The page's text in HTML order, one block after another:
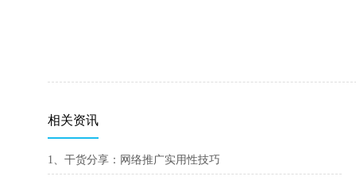
相关资讯
1、干货分享：网络推广实用性技巧